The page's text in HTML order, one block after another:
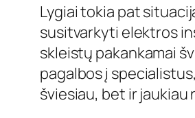
Lygiai tokia pat
susitvarkyti elektros
skleistų pakankamai
pagalbos į
šviesiau, bet ir jaukiau